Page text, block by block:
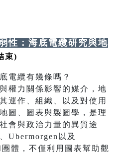
性：海底電纜研究與地
束)
電纜有幾條嗎？
權力關係影響的媒介，地
運作、組織、以及對使用
圖、圖表與製圖學，是理
會與政治力量的異質途
Ubermorgen以及
體，不僅利用圖表幫助觀